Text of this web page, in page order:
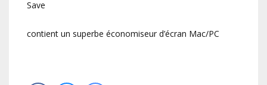
Save
contient un superbe économiseur d’écran Mac/PC